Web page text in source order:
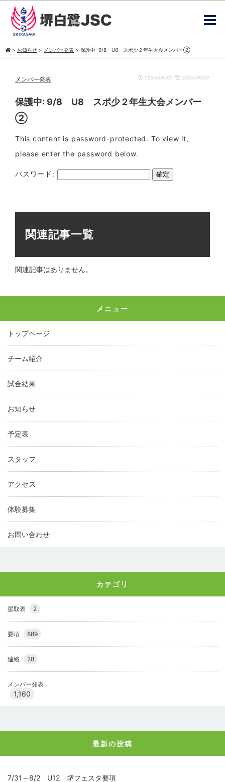
> お知らせ > メンバー発表 > 保護中: 9/8 U8 スポ少２年生大会メンバー②
メンバー発表 2024/09/07 2024/09/07
保護中: 9/8 U8 スポ少２年生大会メンバー
②
This content is password-protected. To view it,
please enter the password below.
パスワード:
関連記事一覧
関連記事はありません。
メニュー
トップページ
チーム紹介
試合結果
お知らせ
予定表
スタッフ
アクセス
体験募集
お問い合わせ
カテゴリ
星取表 2
要項 889
連絡 28
メンバー発表
1,160
最新の投稿
7/31～8/2 U12 堺フェスタ要項